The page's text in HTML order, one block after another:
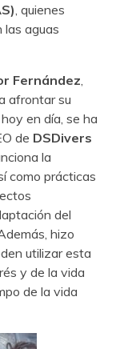
, quienes
las aguas
Fernández
afrontar su
en día, se ha
de DSDivers
la
como prácticas
del
hizo
utilizar esta
y de la vida
de la vida